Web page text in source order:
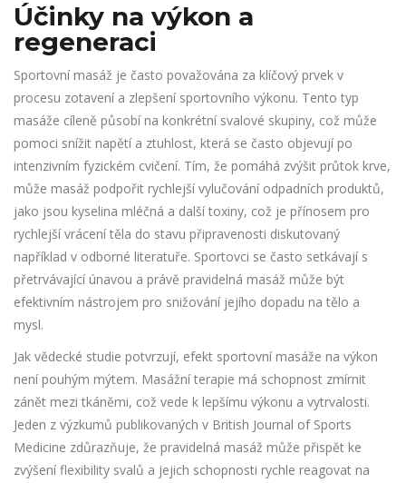
Účinky na výkon a
regeneraci
Sportovní masáž je často považována za klíčový prvek v
procesu zotavení a zlepšení sportovního výkonu. Tento typ
masáže cíleně působí na konkrétní svalové skupiny, což může
pomoci snížit napětí a ztuhlost, která se často objevují po
intenzivním fyzickém cvičení. Tím, že pomáhá zvýšit průtok krve,
může masáž podpořit rychlejší vylučování odpadních produktů,
jako jsou kyselina mléčná a další toxiny, což je přínosem pro
rychlejší vrácení těla do stavu připravenosti diskutovaný
například v odborné literatuře. Sportovci se často setkávají s
přetrvávající únavou a právě pravidelná masáž může být
efektivním nástrojem pro snižování jejího dopadu na tělo a
mysl.
Jak vědecké studie potvrzují, efekt sportovní masáže na výkon
není pouhým mýtem. Masážní terapie má schopnost zmírnit
zánět mezi tkáněmi, což vede k lepšímu výkonu a vytrvalosti.
Jeden z výzkumů publikovaných v British Journal of Sports
Medicine zdůrazňuje, že pravidelná masáž může přispět ke
zvýšení flexibility svalů a jejich schopnosti rychle reagovat na